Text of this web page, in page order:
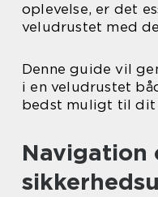
oplevelse, er det
veludrustet med
Denne guide vil
i en veludrustet
bedst muligt til dit
Navigation